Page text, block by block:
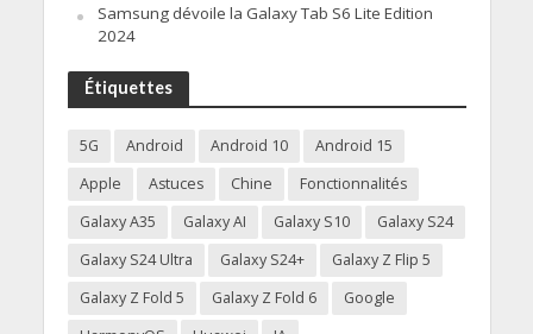
Samsung dévoile la Galaxy Tab S6 Lite Edition
2024
Étiquettes
5G Android Android 10
Android 15
Apple
Astuces Chine
Fonctionnalités
Galaxy A35
Galaxy AI Galaxy S10
Galaxy S24
Galaxy S24 Ultra
Galaxy S24+
Galaxy Z Flip 5
Galaxy Z Fold 5
Galaxy Z Fold 6
Google